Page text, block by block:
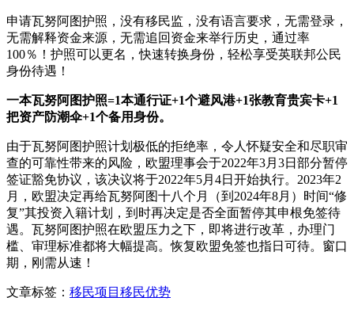
申请瓦努阿图护照，没有移民监，没有语言要求，无需登录，
无需解释资金来源，无需追回资金来举行历史，通过率
100％！护照可以更名，快速转换身份，轻松享受英联邦公民
身份待遇！
一本瓦努阿图护照=1本通行证+1个避风港+1张教育贵宾卡+1
把资产防潮伞+1个备用身份。
由于瓦努阿图护照计划极低的拒绝率，令人怀疑安全和尽职审
查的可靠性带来的风险，欧盟理事会于2022年3月3日部分暂停
签证豁免协议，该决议将于2022年5月4日开始执行。2023年2
月，欧盟决定再给瓦努阿图十八个月（到2024年8月）时间“修
复”其投资入籍计划，到时再决定是否全面暂停其申根免签待
遇。瓦努阿图护照在欧盟压力之下，即将进行改革，办理门
槛、审理标准都将大幅提高。恢复欧盟免签也指日可待。窗口
期，刚需从速！
文章标签： 移民项目 移民优势